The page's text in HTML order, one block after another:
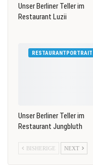
Unser Berliner Teller im
Restaurant Luzii
RESTAURANTPORTRAIT
Unser Berliner Teller im
Restaurant Jungbluth
BISHERIGE NEXT